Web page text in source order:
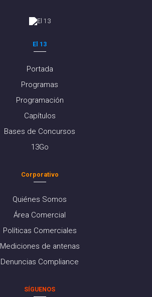
El 13
Portada
Programas
Programación
Capítulos
Bases de Concursos
13Go
Corporativo
Quiénes Somos
Área Comercial
Políticas Comerciales
Mediciones de antenas
Denuncias Compliance
SÍGUENOS